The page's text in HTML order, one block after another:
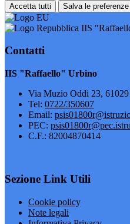
Accetta tutti Salva le preferenze
IIS
Contatti
IIS "Raffaello" Urbino
Via Muzio Oddi 23,
Tel: 0722/350607
Email:
PEC:
C.F.: 82004870414
Sezione Link Utili
Cookie policy
Note legali